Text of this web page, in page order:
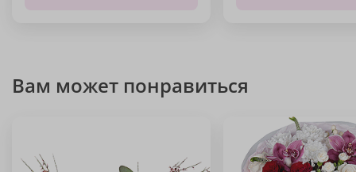
Вам может понравиться